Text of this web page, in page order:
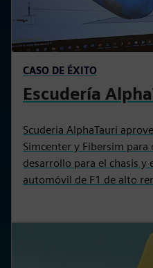
CASO DE ÉXITO
Escudería
Scuderia AlphaTauri
Simcenter y Fibersim
desarrollo para el chasis y
automóvil de F1 de alto